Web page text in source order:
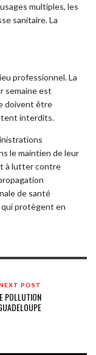
multiples, les
sanitaire. La
professionnel. La
semaine est
doivent être
interdits.
le maintien de leur
à lutter contre
de santé
protègent en
POST
POLLUTION